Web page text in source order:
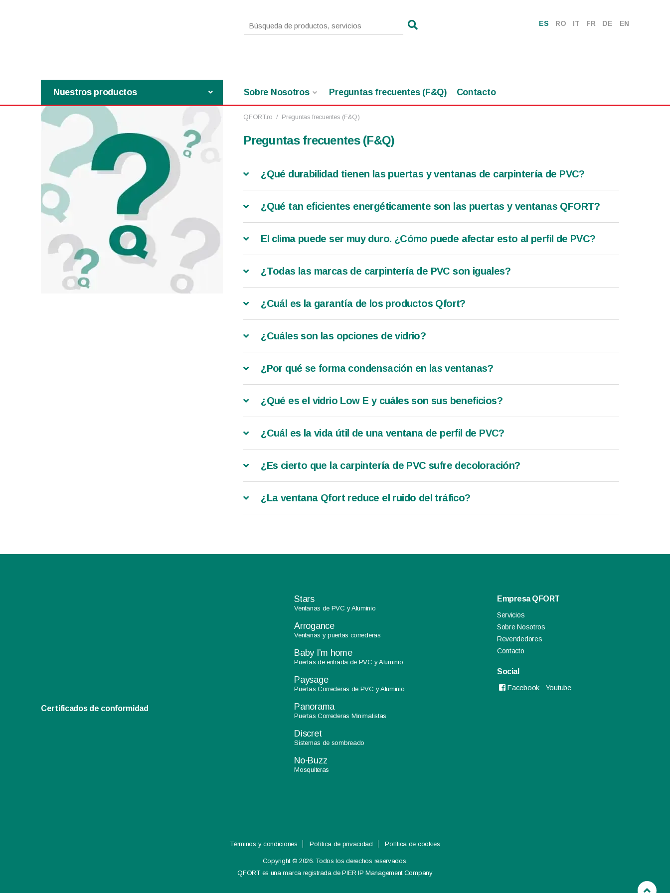
ES RO IT FR DE EN
Nuestros productos Sobre Nosotros Preguntas frecuentes (F&Q) Contacto
QFORT.ro / Preguntas frecuentes (F&Q)
Preguntas frecuentes (F&Q)
¿Qué durabilidad tienen las puertas y ventanas de carpintería de PVC?
¿Qué tan eficientes energéticamente son las puertas y ventanas QFORT?
El clima puede ser muy duro. ¿Cómo puede afectar esto al perfil de PVC?
¿Todas las marcas de carpintería de PVC son iguales?
¿Cuál es la garantía de los productos Qfort?
¿Cuáles son las opciones de vidrio?
¿Por qué se forma condensación en las ventanas?
¿Qué es el vidrio Low E y cuáles son sus beneficios?
¿Cuál es la vida útil de una ventana de perfil de PVC?
¿Es cierto que la carpintería de PVC sufre decoloración?
¿La ventana Qfort reduce el ruido del tráfico?
Certificados de conformidad
Stars
Ventanas de PVC y Aluminio
Arrogance
Ventanas y puertas correderas
Baby I’m home
Puertas de entrada de PVC y Aluminio
Paysage
Puertas Correderas de PVC y Aluminio
Panorama
Puertas Correderas Minimalistas
Discret
Sistemas de sombreado
No-Buzz
Mosquiteras
Empresa QFORT
Servicios
Sobre Nosotros
Revendedores
Contacto
Social
Facebook
Youtube
Términos y condiciones Política de privacidad Política de cookies
Copyright © 2026. Todos los derechos reservados.
QFORT es una marca registrada de PIER IP Management Company